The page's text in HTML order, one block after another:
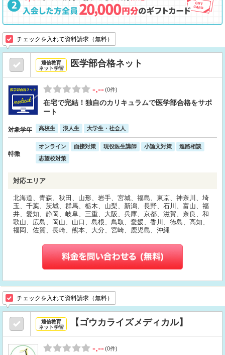
チェックを入れて資料請求（無料）
通信教育
ネット学習
医学部合格ネット
-.--(0件)
在宅で完結！独自のカリキュラムで医学部合格をサポ
ート
対象学年 高校生 浪人生 大学生・社会人
特徴
オンライン 面接対策 現役医生講師 小論文対策
進路相談
志望校対策
対応エリア
北海道、青森、秋田、山形、岩手、宮城、福島、東京、神奈川、埼
玉、千葉、茨城、群馬、栃木、山梨、新潟、長野、石川、富山、福
井、愛知、静岡、岐阜、三重、大阪、兵庫、京都、滋賀、奈良、和
歌山、広島、岡山、山口、島根、鳥取、愛媛、香川、徳島、高知、
福岡、佐賀、長崎、熊本、大分、宮崎、鹿児島、沖縄
チェックを入れて資料請求（無料）
通信教育
ネット学習
【ゴウカライズメディカル】
-.--(0件)